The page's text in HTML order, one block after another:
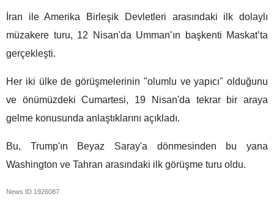
İran ile Amerika Birleşik Devletleri arasındaki ilk dolaylı
müzakere turu, 12 Nisan'da Umman’ın başkenti Maskat’ta
gerçekleşti.
Her iki ülke de görüşmelerinin "olumlu ve yapıcı" olduğunu
ve önümüzdeki Cumartesi, 19 Nisan'da tekrar bir araya
gelme konusunda anlaştıklarını açıkladı.
Bu, Trump'ın Beyaz Saray'a dönmesinden bu yana
Washington ve Tahran arasındaki ilk görüşme turu oldu.
News ID 1926087